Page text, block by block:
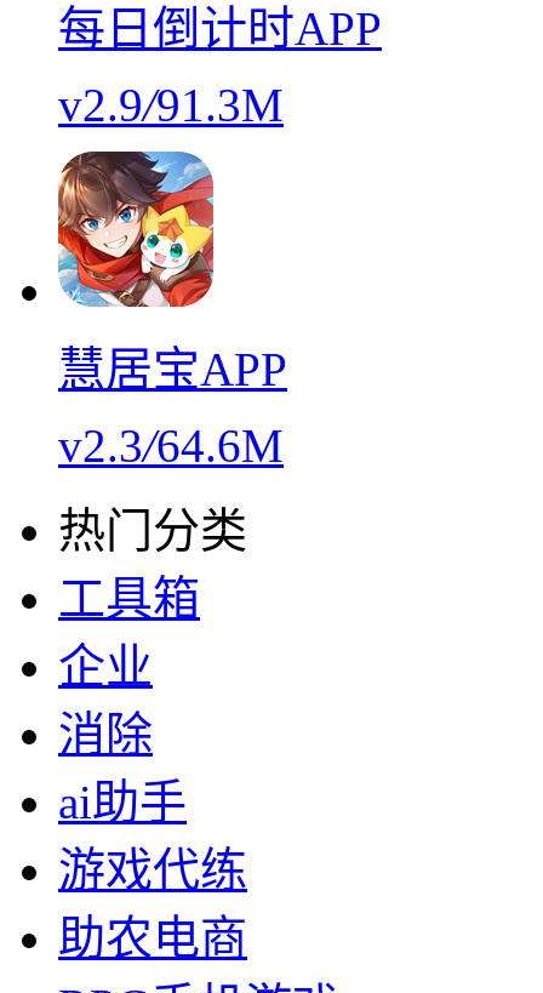
每日倒计时APP
v2.9/91.3M
慧居宝APP
v2.3/64.6M
热门分类
工具箱
企业
消除
ai助手
游戏代练
助农电商